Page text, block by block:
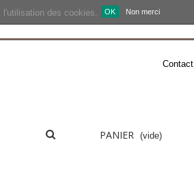
des cookies. OK Non merci
Contact
PANIER (vide)